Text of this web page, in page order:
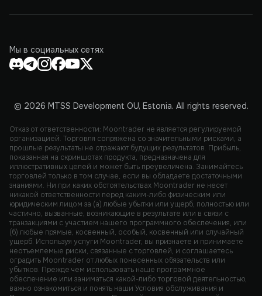
Мы в социальных сетях
© 2026 MTSS Development OU, Estonia. All rights reserved.
Отказ от ответственности: Moontrader не является регулируемой
организацией. Торговля сопряжена со значительными рисками, а
прошлые результаты не отражают будущих результатов. Прибыль,
показанная на скриншотах продукта, предназначена для
иллюстративных целей и может быть преувеличена. Занимайтесь
торговлей только в том случае, если вы обладаете достаточными
знаниями. Ни при каких обстоятельствах Moontrader не несет
никакой ответственности перед каким-либо физическим или
юридическим лицом за (а) любые убытки или ущерб, полностью или
частично, вызванные, возникающие в результате или в связи с
транзакциями с участием нашего программного обеспечения, или
(б) любые прямые, косвенный, особый, косвенный или случайный
ущерб. Используя услуги Moontrader, вы признаете и принимаете
неотъемлемые риски, связанные с торговлей, и соглашаетесь
оградить Moontrader от любых понесенных обязательств или
убытков. Прежде чем использовать наше программное
обеспечение или заниматься какой-либо торговой деятельностью,
важно ознакомиться и понять наши Условия обслуживания и